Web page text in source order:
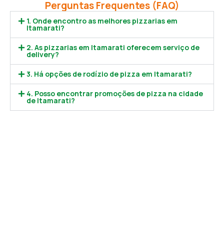
Perguntas Frequentes (FAQ)
1. Onde encontro as melhores pizzarias em
Itamarati?
2. As pizzarias em Itamarati oferecem serviço de
delivery?
3. Há opções de rodízio de pizza em Itamarati?
4. Posso encontrar promoções de pizza na cidade
de Itamarati?